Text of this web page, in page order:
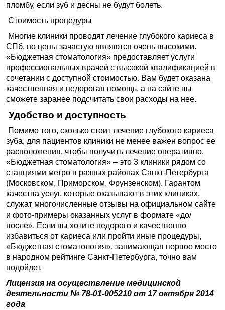
пломбу, если зуб и десны не будут болеть.
Стоимость процедуры
Многие клиники проводят лечение глубокого кариеса в
СПб, но цены зачастую являются очень высокими.
«Бюджетная стоматология» предоставляет услуги
профессиональных врачей с высокой квалификацией в
сочетании с доступной стоимостью. Вам будет оказана
качественная и недорогая помощь, а на сайте вы
сможете заранее подсчитать свои расходы на нее.
Удобство и доступность
Помимо того, сколько стоит лечение глубокого кариеса
зуба, для пациентов клиники не менее важен вопрос ее
расположения, чтобы получить лечение оперативно.
«Бюджетная стоматология» – это 3 клиники рядом со
станциями метро в разных районах Санкт-Петербурга
(Московском, Приморском, Фрунзенском). Гарантом
качества услуг, которые оказывают в этих клиниках,
служат многочисленные отзывы на официальном сайте
и фото-примеры оказанных услуг в формате «до/
после». Если вы хотите недорого и качественно
избавиться от кариеса или пройти иные процедуры,
«Бюджетная стоматология», занимающая первое место
в народном рейтинге Санкт-Петербурга, точно вам
подойдет.
Лицензия на осуществление медицинской
деятельности № 78-01-005210 от 17 октября 2014
года